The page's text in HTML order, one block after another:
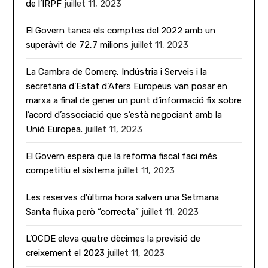
de l’IRPF juillet 11, 2023
El Govern tanca els comptes del 2022 amb un
superàvit de 72,7 milions juillet 11, 2023
La Cambra de Comerç, Indústria i Serveis i la
secretaria d’Estat d’Afers Europeus van posar en
marxa a final de gener un punt d’informació fix sobre
l’acord d’associació que s’està negociant amb la
Unió Europea. juillet 11, 2023
El Govern espera que la reforma fiscal faci més
competitiu el sistema juillet 11, 2023
Les reserves d’última hora salven una Setmana
Santa fluixa però “correcta” juillet 11, 2023
L’OCDE eleva quatre dècimes la previsió de
creixement el 2023 juillet 11, 2023